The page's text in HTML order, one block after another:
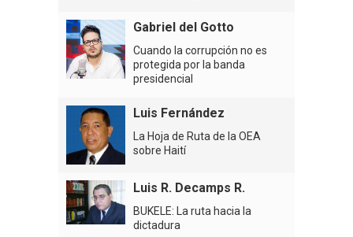
Gabriel del Gotto
Cuando la corrupción no es
protegida por la banda
presidencial
Luis Fernández
La Hoja de Ruta de la OEA
sobre Haití
Luis R. Decamps R.
BUKELE: La ruta hacia la
dictadura